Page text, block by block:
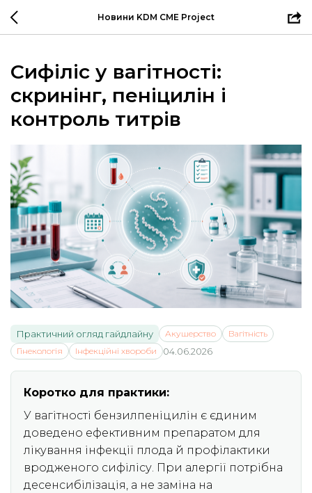
Новини KDM CME Project
Сифіліс у вагітності:
скринінг, пеніцилін і
контроль титрів
Практичний огляд гайдлайну Акушерство
Вагітність
Гінекологія
Інфекційні хвороби 04.06.2026
Коротко для практики:
У вагітності бензилпеніцилін є єдиним
доведено ефективним препаратом для
лікування інфекції плода й профілактики
вродженого сифілісу. При алергії потрібна
десенсибілізація, а не заміна на